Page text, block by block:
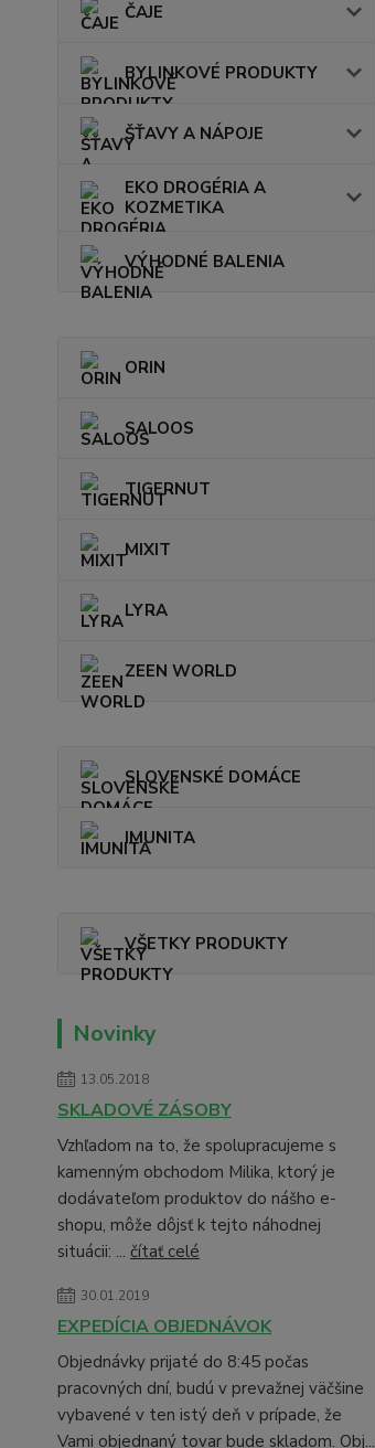
ČAJE
BYLINKOVÉ PRODUKTY
ŠŤAVY A NÁPOJE
EKO DROGÉRIA A
KOZMETIKA
VÝHODNÉ BALENIA
ORIN
SALOOS
TIGERNUT
MIXIT
LYRA
ZEEN WORLD
SLOVENSKÉ DOMÁCE
IMUNITA
VŠETKY PRODUKTY
Novinky
13.05.2018
SKLADOVÉ ZÁSOBY
Vzhľadom na to, že spolupracujeme s
kamenným obchodom Milika, ktorý je
dodávateľom produktov do nášho e-
shopu, môže dôjsť k tejto náhodnej
situácii: ... čítať celé
30.01.2019
EXPEDÍCIA OBJEDNÁVOK
Objednávky prijaté do 8:45 počas
pracovných dní, budú v prevažnej väčšine
vybavené v ten istý deň v prípade, že
Vami objednaný tovar bude skladom. Obj...